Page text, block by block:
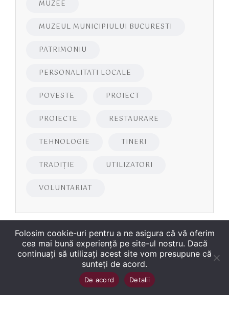
MUZEE
MUZEUL MUNICIPIULUI BUCURESTI
PATRIMONIU
PERSONALITATI LOCALE
POVESTE PROIECT
PROIECTE RESTAURARE
TEHNOLOGIE TINERI
TRADIȚIE UTILIZATORI
VOLUNTARIAT
2026Biblioteca Județeană
„George Bariţiu‟ Braşov. Toate drepturile sunt
Folosim cookie-uri pentru a ne asigura că vă oferim
cea mai bună experiență pe site-ul nostru. Dacă
continuați să utilizați acest site vom presupune că
sunteți de acord.
De acord Detalii